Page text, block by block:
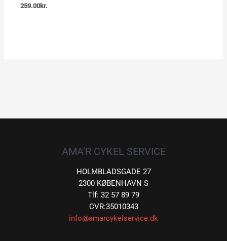
259.00kr.
AMA’R CYKEL SERVICE
HOLMBLADSGADE 27
2300 KØBENHAVN S
Tlf: 32 57 89 79
CVR:35010343
info@amarcykelservice.dk